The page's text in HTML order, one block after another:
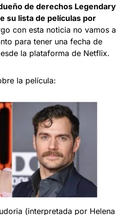
de derechos Legendary
su lista de películas por
con esta noticia no vamos a
para tener una fecha de
la plataforma de Netflix.
la película:
(interpretada por Helena